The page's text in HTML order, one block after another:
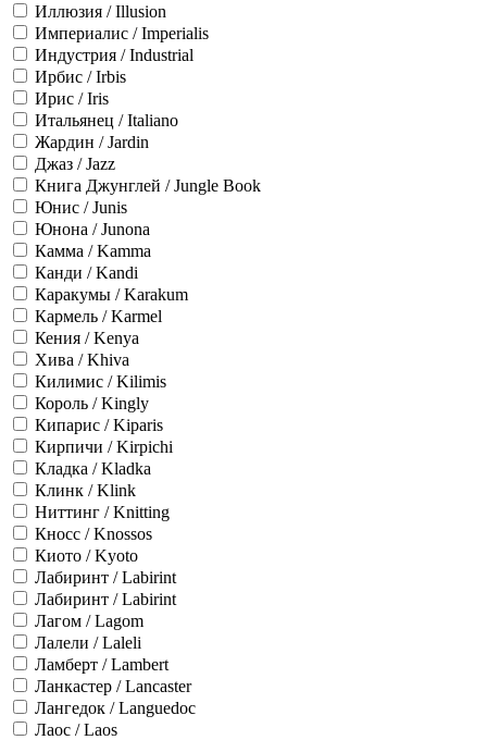
Иллюзия / Illusion
Империалис / Imperialis
Индустрия / Industrial
Ирбис / Irbis
Ирис / Iris
Итальянец / Italiano
Жардин / Jardin
Джаз / Jazz
Книга Джунглей / Jungle Book
Юнис / Junis
Юнона / Junona
Камма / Kamma
Канди / Kandi
Каракумы / Karakum
Кармель / Karmel
Кения / Kenya
Хива / Khiva
Килимис / Kilimis
Король / Kingly
Кипарис / Kiparis
Кирпичи / Kirpichi
Кладка / Kladka
Клинк / Klink
Ниттинг / Knitting
Кносс / Knossos
Киото / Kyoto
Лабиринт / Labirint
Лабиринт / Labirint
Лагом / Lagom
Лалели / Laleli
Ламберт / Lambert
Ланкастер / Lancaster
Лангедок / Languedoc
Лаос / Laos